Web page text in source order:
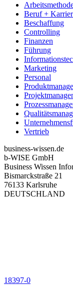
Beruf +
Beschaffung
Controlling
Finanzen
Führung
Marketing
Personal
Vertrieb
business-wissen.de
b-WISE GmbH
Business Wissen
Bismarckstraße 21
76133 Karlsruhe
DEUTSCHLAND
18397-0